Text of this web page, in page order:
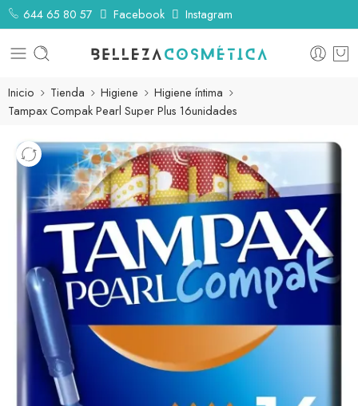
644 65 80 57 Facebook Instagram
Inicio Tienda Higiene
Higiene íntima
Tampax Compak Pearl Super Plus 16unidades